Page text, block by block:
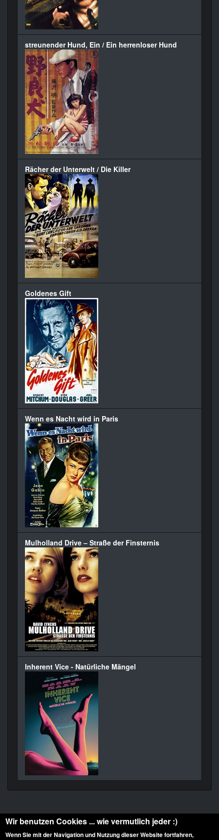
streunender Hund, Ein / Ein herrenloser Hund
Rächer der Unterwelt / Die Killer
Goldenes Gift
Wenn es Nacht wird in Paris
Mulholland Drive – Straße der Finsternis
Inherent Vice - Natürliche Mängel
Wir benutzen Cookies ... wie vermutlich jeder :)
Wenn Sie mit der Navigation und Nutzung dieser Website fortfahren,